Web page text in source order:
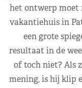
het ontwerp moet
vakantiehuis in
een grote
resultaat in de
of toch niet? Als
mening, is hij klip